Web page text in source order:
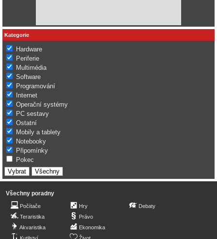
Kategorie
Hardware
Periferie
Multimédia
Software
Programování
Internet
Operační systémy
PC sestavy
Ostatní
Mobily a tablety
Notebooky
Připomínky
Pokec
Všechny poradny
Počítače
Teraristika
Akvaristika
Hry
Právo
Ekonomika
Debaty